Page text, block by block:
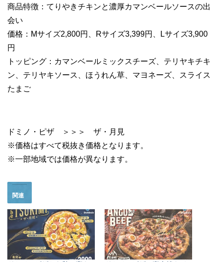
商品特徴：てりやきチキンと濃厚カマンベールソースの出
会い
価格：Mサイズ2,800円、Rサイズ3,399円、Lサイズ3,900
円
トッピング：カマンベールミックスチーズ、テリヤキチキ
ン、テリヤキソース、ほうれん草、マヨネーズ、スライス
たまご
ドミノ・ピザ ＞＞＞ ザ・月見
※価格はすべて税抜き価格となります。
※一部地域では価格が異なります。
関連